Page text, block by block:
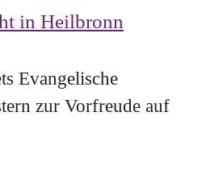
in Heilbronn
Evangelische
zur Vorfreude auf